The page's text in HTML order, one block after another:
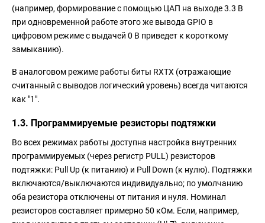
(например, формирование с помощью ЦАП на выходе 3.3 В
при одновременной работе этого же вывода GPIO в
цифровом режиме с выдачей 0 В приведет к короткому
замыканию).
В аналоговом режиме работы биты RXTX (отражающие
считанный с выводов логический уровень) всегда читаются
как "1".
1.3. Программируемые резисторы подтяжки
Во всех режимах работы доступна настройка внутренних
программируемых (через регистр PULL) резисторов
подтяжки: Pull Up (к питанию) и Pull Down (к нулю). Подтяжки
включаются/выключаются индивидуально; по умолчанию
оба резистора отключены от питания и нуля. Номинал
резисторов составляет примерно 50 кОм. Если, например,